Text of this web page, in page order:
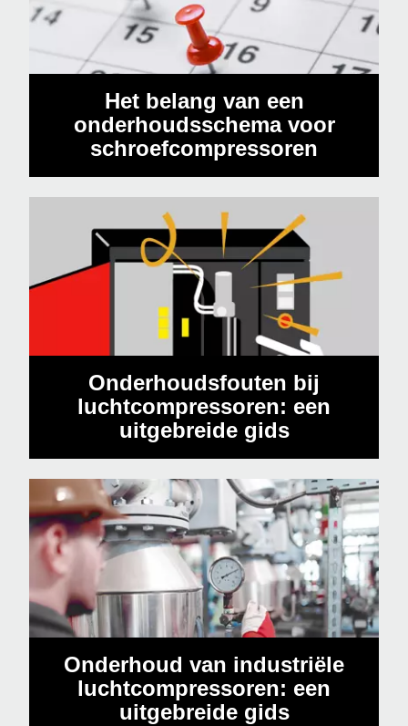
Het belang van een
onderhoudsschema voor
schroefcompressoren
Onderhoudsfouten bij
luchtcompressoren: een
uitgebreide gids
Onderhoud van industriële
luchtcompressoren: een
uitgebreide gids